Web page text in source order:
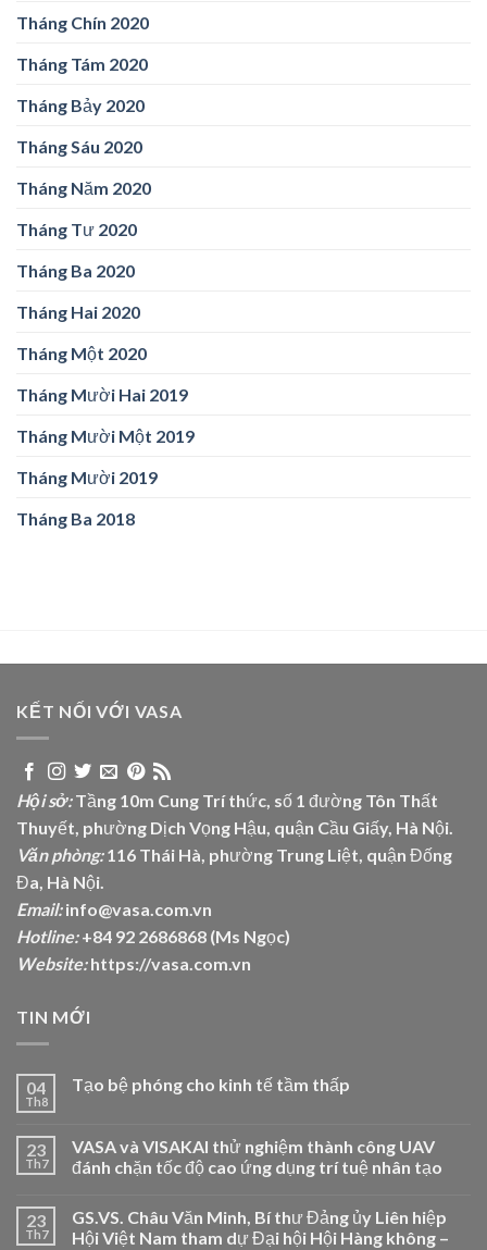
Tháng Chín 2020
Tháng Tám 2020
Tháng Bảy 2020
Tháng Sáu 2020
Tháng Năm 2020
Tháng Tư 2020
Tháng Ba 2020
Tháng Hai 2020
Tháng Một 2020
Tháng Mười Hai 2019
Tháng Mười Một 2019
Tháng Mười 2019
Tháng Ba 2018
KẾT NỐI VỚI VASA
Hội sở:Tầng 10m Cung Trí thức, số 1 đường Tôn Thất
Thuyết, phường Dịch Vọng Hậu, quận Cầu Giấy, Hà Nội.
Văn phòng:116 Thái Hà, phường Trung Liệt, quận Đống
Đa, Hà Nội.
Email:info@vasa.com.vn
Hotline:+84 92 2686868 (Ms Ngọc)
Website: https://vasa.com.vn
TIN MỚI
04
Th8
Tạo bệ phóng cho kinh tế tầm thấp
23
Th7
VASA và VISAKAI thử nghiệm thành công UAV
đánh chặn tốc độ cao ứng dụng trí tuệ nhân tạo
23
Th7
GS.VS. Châu Văn Minh, Bí thư Đảng ủy Liên hiệp
Hội Việt Nam tham dự Đại hội Hội Hàng không –